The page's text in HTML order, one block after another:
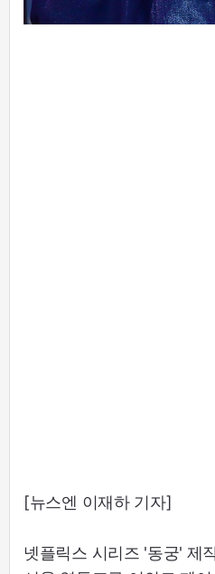
[뉴스엔 이재하 기자]
넷플릭스 시리즈 '동궁' 제